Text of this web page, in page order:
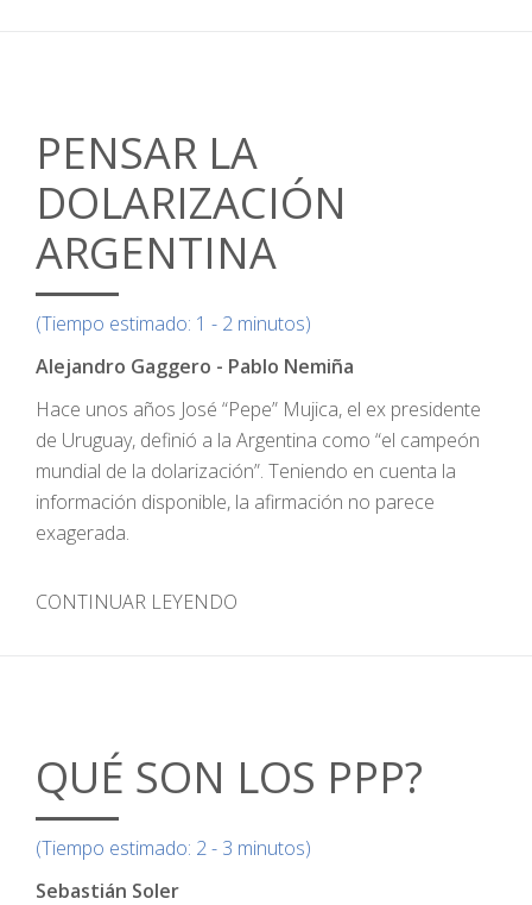
PENSAR LA
DOLARIZACIÓN
ARGENTINA
(Tiempo estimado: 1 - 2 minutos)
Alejandro Gaggero - Pablo Nemiña
Hace unos años José “Pepe” Mujica, el ex presidente
de Uruguay, definió a la Argentina como “el campeón
mundial de la dolarización”. Teniendo en cuenta la
información disponible, la afirmación no parece
exagerada.
CONTINUAR LEYENDO
QUÉ SON LOS PPP?
(Tiempo estimado: 2 - 3 minutos)
Sebastián Soler